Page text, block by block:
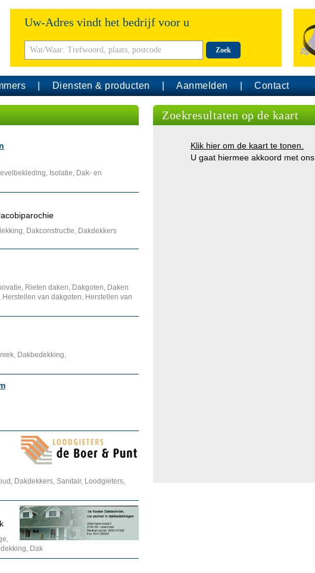
Uw-Adres vindt het bedrijf voor u
Zoek
Diensten & producten Aanmelden Contact
Isolatie, Dak- en
Dakconstructie, Dakdekkers
Rieten daken, Dakgoten, Daken
van dakgoten, Herstellen van
Dakbedekking,
Dakdekkers, Sanitair, Loodgieters,
Dak
Zoekresultaten op de kaart
Klik hier om de kaart te tonen.
U gaat hiermee akkoord met ons